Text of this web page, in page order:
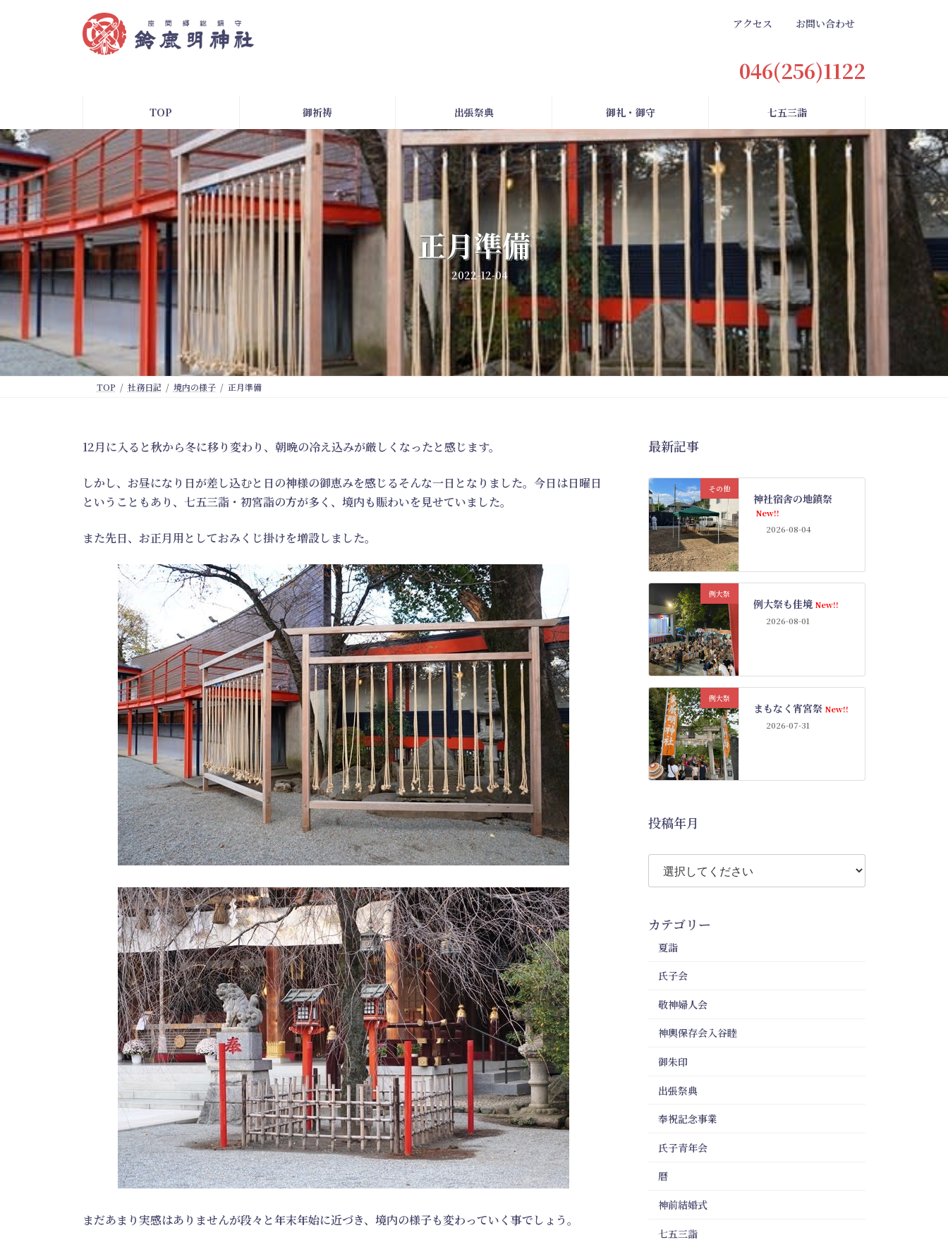
ッ
プ
移
動
アクセス お問い合わせ
046(256)1122
TOP 御祈祷 出張祭典 御礼・御守 七五三詣
正月準備
2022-12-04
TOP 社務日記 境内の様子 正月準備
12月に入ると秋から冬に移り変わり、朝晩の冷え込みが厳しくなったと感じます。
しかし、お昼になり日が差し込むと日の神様の御恵みを感じるそんな一日となりました。今日は日曜日
ということもあり、七五三詣・初宮詣の方が多く、境内も賑わいを見せていました。
また先日、お正月用としておみくじ掛けを増設しました。
まだあまり実感はありませんが段々と年末年始に近づき、境内の様子も変わっていく事でしょう。
最新記事
その他
神社宿舎の地鎮祭
New!!
2026-08-04
例大祭
例大祭も佳境 New!!
2026-08-01
例大祭
まもなく宵宮祭 New!!
2026-07-31
投稿年月
カテゴリー
夏詣
氏子会
敬神婦人会
神輿保存会入谷睦
御朱印
出張祭典
奉祝記念事業
氏子青年会
暦
神前結婚式
七五三詣